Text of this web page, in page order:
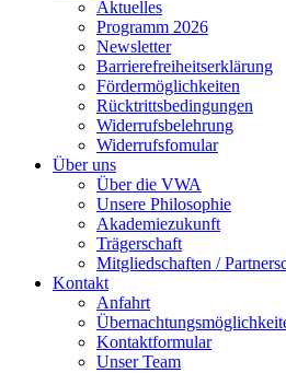
Aktuelles
Programm 2026
Newsletter
Barrierefreiheitserklärung
Fördermöglichkeiten
Rücktrittsbedingungen
Widerrufsbelehrung
Widerrufsfomular
Über uns
Über die VWA
Unsere Philosophie
Akademiezukunft
Trägerschaft
Mitgliedschaften /
Kontakt
Anfahrt
Kontaktformular
Unser Team